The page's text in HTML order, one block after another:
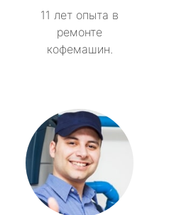
11 лет опыта в
ремонте
кофемашин.